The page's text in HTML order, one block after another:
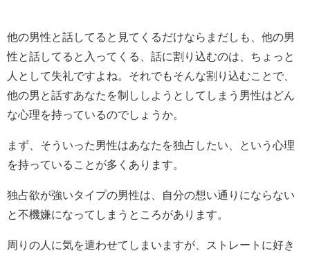
他の男性と話してると見てくるだけならまだしも、他の男
性と話してると入ってくる、話に割り込むのは、ちょっと
人として失礼ですよね。それでもそんな割り込むことで、
他の男と話すあなたを制ししようとしてしまう男性はどん
な心理を持っているのでしょうか。
まず、そういった男性はあなたを独占したい、という心理
を持っていることが多くあります。
独占欲が強いタイプの男性は、自分の想い通りにならない
と不機嫌になってしまうところがあります。
周りの人に気を遣わせてしまいますが、ストレートに好き